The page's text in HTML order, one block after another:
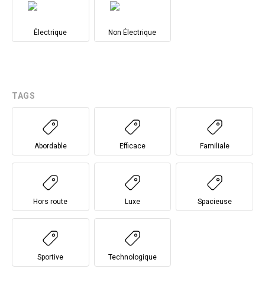
Électrique Non Électrique
TAGS
Abordable Efficace Familiale
Hors route Luxe Spacieuse
Sportive Technologique